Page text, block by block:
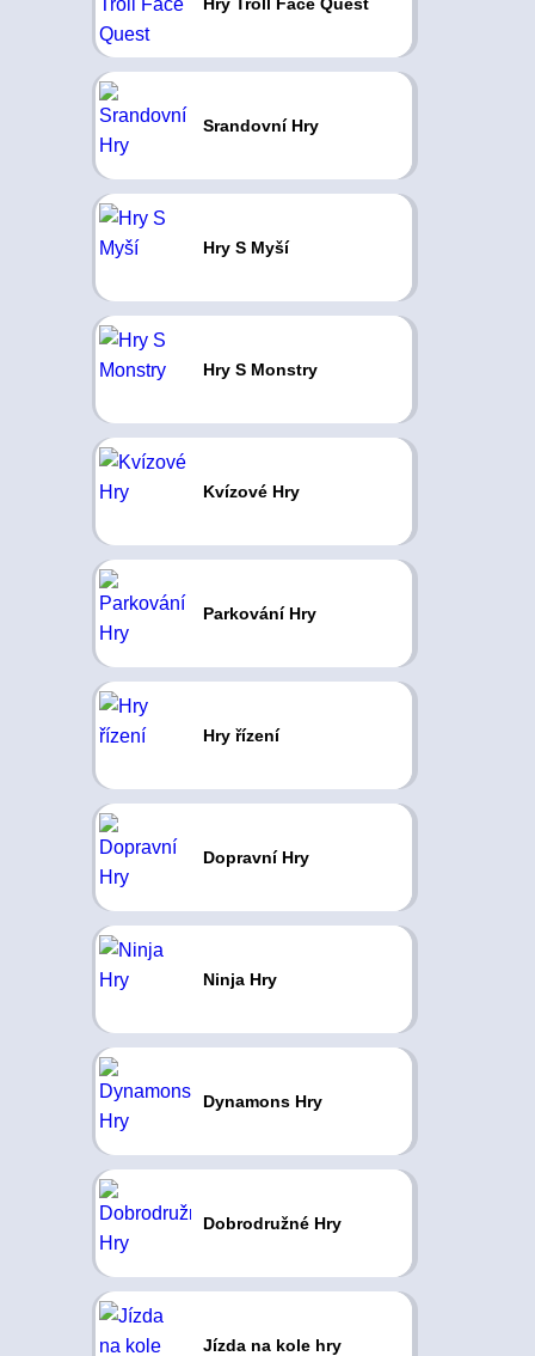
Srandovní Hry
Hry S Myší
Hry S Monstry
Kvízové Hry
Parkování Hry
Hry řízení
Dopravní Hry
Ninja Hry
Dynamons Hry
Dobrodružné Hry
Jízda na kole hry